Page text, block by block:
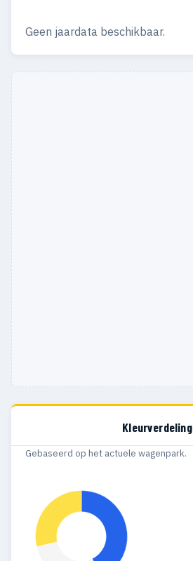
Geen jaardata beschikbaar.
Kleurverdeling
Gebaseerd op het actuele wagenpark.